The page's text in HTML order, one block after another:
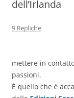
dell’Irlanda
9 Repliche
mettere in
passioni.
È quello che è